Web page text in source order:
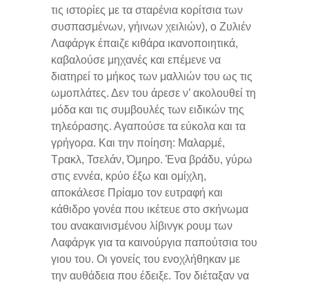
τις ιστορίες με τα σταρένια κορίτσια των
συσπασμένων, γήινων χειλιών), ο Ζυλιέν
Λαφάργκ έπαιζε κιθάρα ικανοποιητικά,
καβαλούσε μηχανές και επέμενε να
διατηρεί το μήκος των μαλλιών του ως τις
ωμοπλάτες. Δεν του άρεσε ν’ ακολουθεί τη
μόδα και τις συμβουλές των ειδικών της
τηλεόρασης. Αγαπούσε τα εύκολα και τα
γρήγορα. Και την ποίηση: Μαλαρμέ,
Τρακλ, Τσελάν, Όμηρο. Ένα βράδυ, γύρω
στις εννέα, κρύο έξω και ομίχλη,
αποκάλεσε Πρίαμο τον ευτραφή και
κάθιδρο γονέα που ικέτευε στο σκήνωμα
του ανακαινισμένου λίβινγκ ρουμ των
Λαφάργκ για τα καινούργια παπούτσια του
γιου του. Οι γονείς του ενοχλήθηκαν με
την αυθάδεια που έδειξε. Τον διέταξαν να